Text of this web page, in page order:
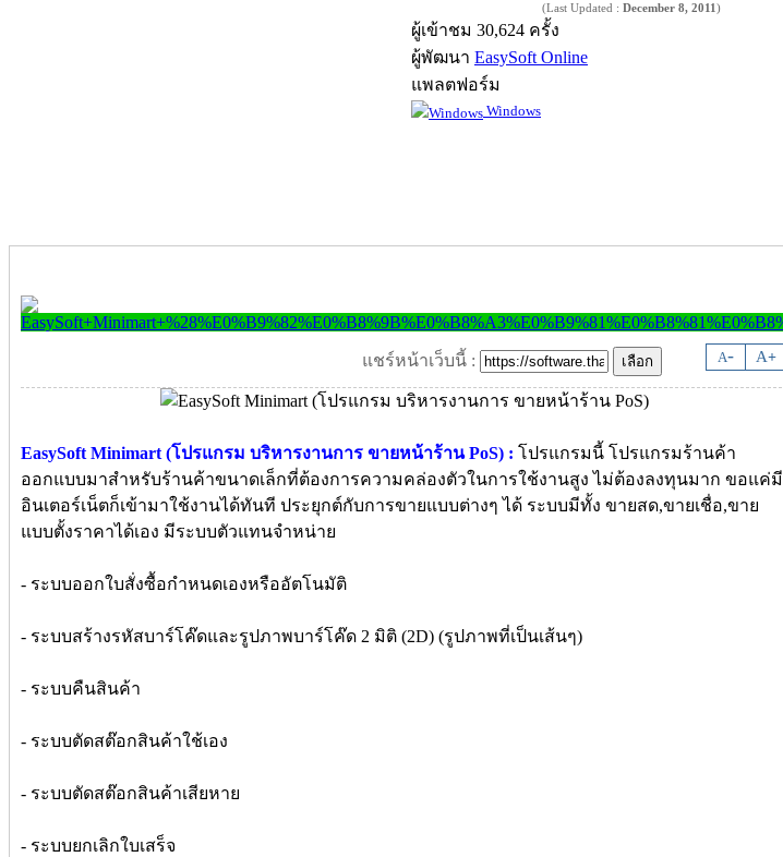
(Last Updated : December 8, 2011 )
ผู้เข้าชม 30,624 ครั้ง
ผู้พัฒนา EasySoft Online
แพลตฟอร์ม
Windows
A- A+
แชร์หน้าเว็บนี้ :
EasySoft Minimart (โปรแกรม บริหารงานการ ขายหน้าร้าน PoS) : โปรแกรมนี้ โปรแกรมร้านค้า
ออกแบบมาสำหรับร้านค้าขนาดเล็กที่ต้องการความคล่องตัวในการใช้งานสูง ไม่ต้องลงทุนมาก ขอแค่มี
อินเตอร์เน็ตก็เข้ามาใช้งานได้ทันที ประยุกต์กับการขายแบบต่างๆ ได้ ระบบมีทั้ง ขายสด,ขายเชื่อ,ขาย
แบบตั้งราคาได้เอง มีระบบตัวแทนจำหน่าย
- ระบบออกใบสั่งซื้อกำหนดเองหรืออัตโนมัติ
- ระบบสร้างรหัสบาร์โค๊ดและรูปภาพบาร์โค๊ด 2 มิติ (2D) (รูปภาพที่เป็นเส้นๆ)
- ระบบคืนสินค้า
- ระบบตัดสต๊อกสินค้าใช้เอง
- ระบบตัดสต๊อกสินค้าเสียหาย
- ระบบยกเลิกใบเสร็จ